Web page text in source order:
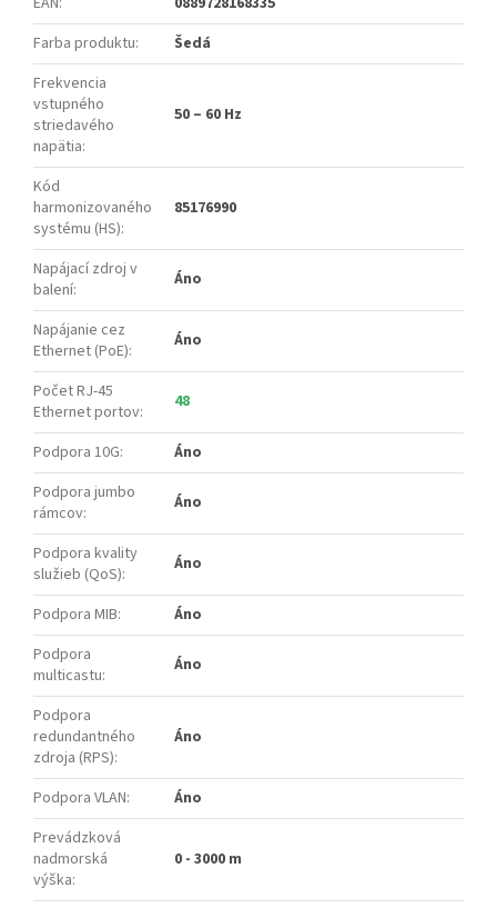
Farba produktu:
Šedá
Frekvencia
vstupného
striedavého
napätia:
50 – 60 Hz
Kód
harmonizovaného
systému (HS):
85176990
Napájací zdroj v
balení: Áno
Napájanie cez
Ethernet (PoE): Áno
Počet RJ-45
Ethernet portov: 48
Podpora 10G:
Áno
Podpora jumbo
rámcov: Áno
Podpora kvality
služieb (QoS): Áno
Podpora MIB:
Áno
Podpora
multicastu: Áno
Podpora
redundantného
zdroja (RPS):
Áno
Podpora VLAN:
Áno
Prevádzková
nadmorská
výška:
0 - 3000 m